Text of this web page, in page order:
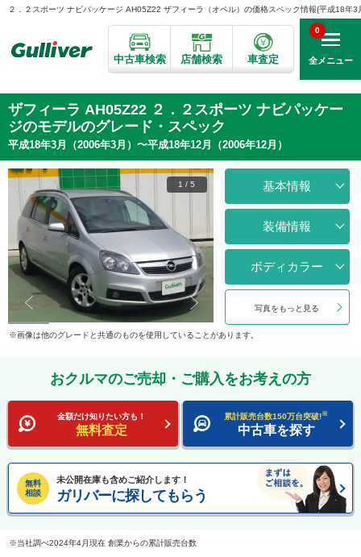
２．２スポーツ ナビパッケージ AH05Z22 ザフィーラ（オペル）の価格スペック情報{平成18年
中古車検索 店舗検索 車査定 全メニュー
0
ザフィーラ AH05Z22 ２．２スポーツ ナビパッケー
ジのモデルのグレード・スペック
平成18年3月（2006年3月）〜平成18年12月（2006年12月）
1 /5 基本情報
装備情報
ボディカラー
写真をもっと見る
画像は他のグレードと共通のものを使用していることがあります。
おクルマのご売却・ご購入をお考えの方
金額だけ知りたい方も！
無料査定
累計販売台数150万台突破!※
中古車を探す
無料
相談
未公開在庫も含めご紹介します！
ガリバーに探してもらう
当社調べ2024年4月現在 創業からの累計販売台数